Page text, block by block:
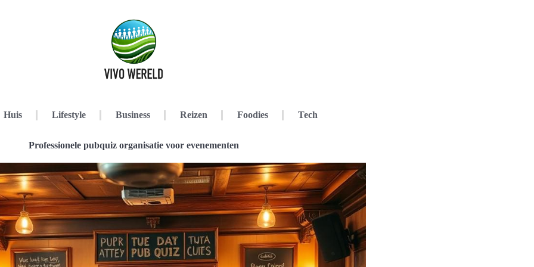
Huis Lifestyle Business Reizen Foodies Tech
Professionele pubquiz organisatie voor evenementen